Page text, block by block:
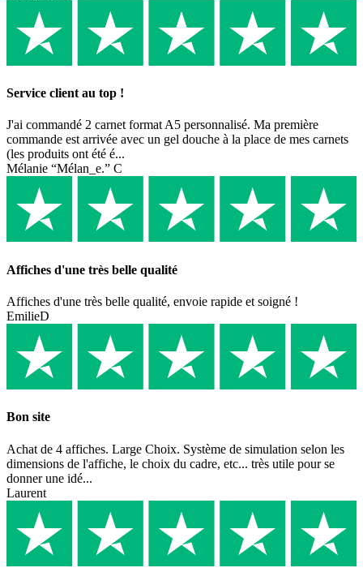
Service client au top !
J'ai commandé 2 carnet format A5 personnalisé. Ma première
commande est arrivée avec un gel douche à la place de mes carnets
(les produits ont été é...
Mélanie “Mélan_e.” C
Affiches d'une très belle qualité
Affiches d'une très belle qualité, envoie rapide et soigné !
EmilieD
Bon site
Achat de 4 affiches. Large Choix. Système de simulation selon les
dimensions de l'affiche, le choix du cadre, etc... très utile pour se
donner une idé...
Laurent